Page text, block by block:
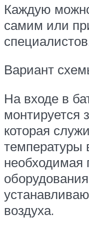
Каждую
самим или
Вариант
На входе в
монтируется
которая
температуры
необходимая
воздуха.